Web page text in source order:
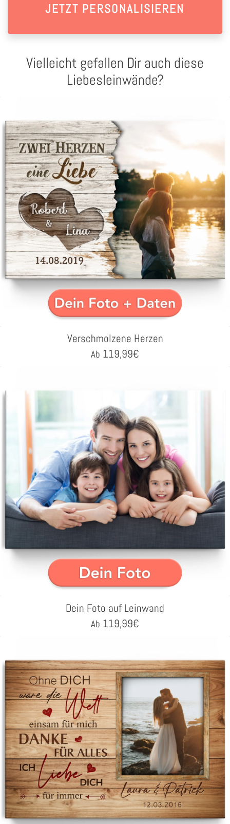
JETZT PERSONALISIEREN
Vielleicht gefallen Dir auch diese
Liebesleinwände?
Verschmolzene Herzen
Ab 119,99€
Dein Foto auf Leinwand
Ab 119,99€